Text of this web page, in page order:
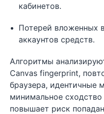
кабинетов.
Потерей вложенных
аккаунтов средств.
Алгоритмы
Canvas fingerprint,
браузера, идентичные
минимальное
повышает риск